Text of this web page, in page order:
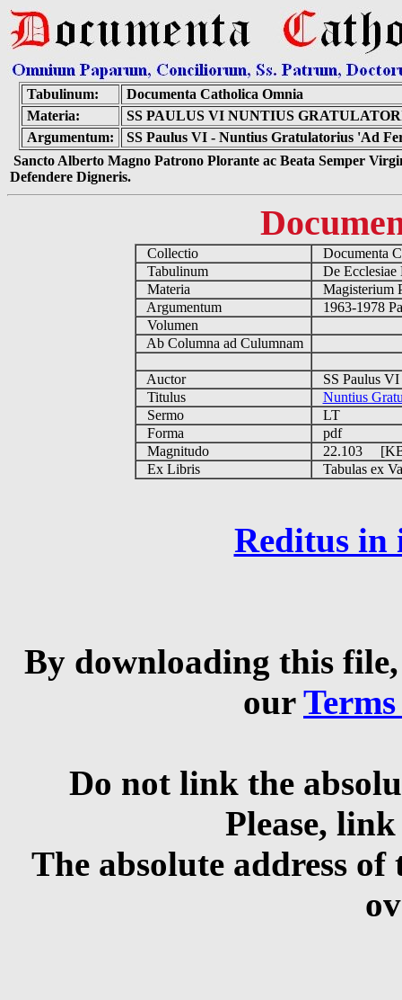
Tabulinum:
Documenta Catholica Omnia
Materia:
SS PAULUS VI NUNTIUS
Argumentum:
SS Paulus VI - Nuntius Gratulatorius 'Ad
Sancto Alberto Magno Patrono Plorante ac Beata Semper
Defendere Digneris.
Collectio
Documenta
Tabulinum
De
Materia
Magisterium
Argumentum
1963-1978
Volumen
Ab Columna ad Culumnam
Auctor
SS Paulus
Titulus
Nuntius
Sermo
LT
Forma
pdf
Magnitudo
22.103
Ex Libris
Tabulas ex
Reditus in
By downloading this
our
Do not link the
Please,
The absolute address